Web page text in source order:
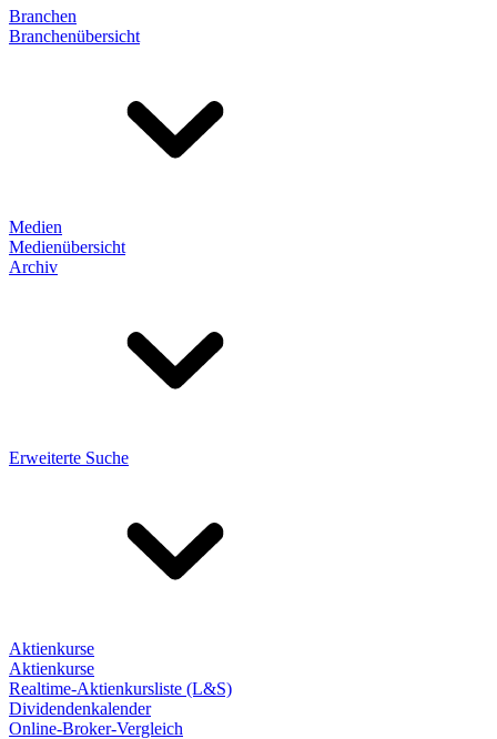
Branchen
Branchenübersicht
Medien
Medienübersicht
Archiv
Erweiterte Suche
Aktienkurse
Aktienkurse
Realtime-Aktienkursliste (L&S)
Dividendenkalender
Online-Broker-Vergleich